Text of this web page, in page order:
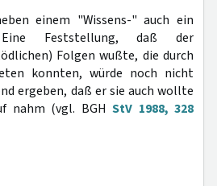
einem "Wissens-" auch ein
Eine Feststellung, daß der
Folgen wußte, die durch
konnten, würde noch nicht
ergeben, daß er sie auch wollte
nahm (vgl. BGHStV 1988, 328